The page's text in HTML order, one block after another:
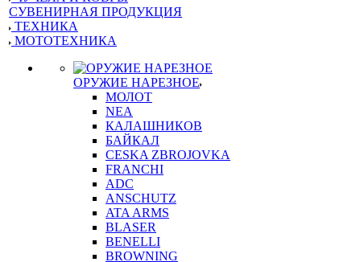
СУВЕНИРНАЯ ПРОДУКЦИЯ
ТЕХНИКА
МОТОТЕХНИКА
ОРУЖИЕ НАРЕЗНОЕ
МОЛОТ
NEA
КАЛАШНИКОВ
БАЙКАЛ
CESKA ZBROJOVKA
FRANCHI
ADC
ANSCHUTZ
ATA ARMS
BLASER
BENELLI
BROWNING